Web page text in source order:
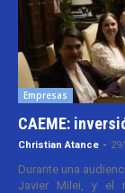
Empresas
CAEME:
Christian Atance -
Durante una
Javier Milei, y el